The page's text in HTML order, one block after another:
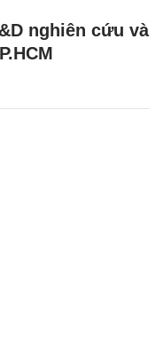
nghiên cứu và